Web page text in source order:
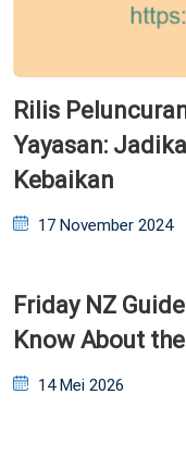
Rilis
Yayasan:
Kebaikan
Posted
17 November 2024
Friday NZ
Know About
Posted
14 Mei 2026